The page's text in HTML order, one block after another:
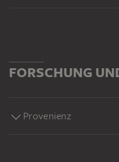
FORSCHUNG
Provenienz